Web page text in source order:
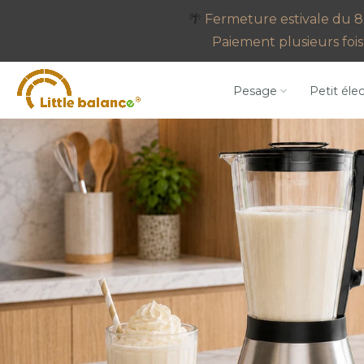
contenu
🌴 Fermeture estivale du
Paiement plusieurs
Pesage Petit